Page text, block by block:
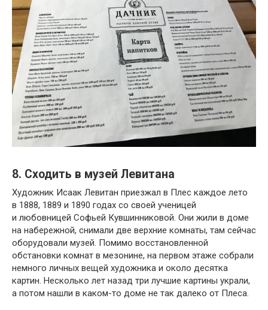
8. Сходить в музей Левитана
Художник Исаак Левитан приезжал в Плес каждое лето
в 1888, 1889 и 1890 годах со своей ученицей
и любовницей Софьей Кувшинниковой. Они жили в доме
на набережной, снимали две верхние комнаты, там сейчас
оборудовали музей. Помимо восстановленной
обстановки комнат в мезонине, на первом этаже собрали
немного личных вещей художника и около десятка
картин. Несколько лет назад три лучшие картины украли,
а потом нашли в каком-то доме не так далеко от Плеса.